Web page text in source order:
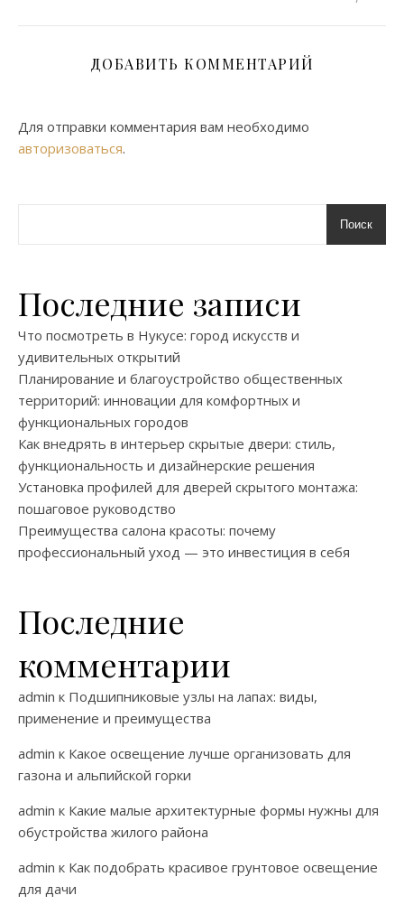
ДОБАВИТЬ КОММЕНТАРИЙ
Для отправки комментария вам необходимо
авторизоваться.
Поиск
Последние записи
Что посмотреть в Нукусе: город искусств и
удивительных открытий
Планирование и благоустройство общественных
территорий: инновации для комфортных и
функциональных городов
Как внедрять в интерьер скрытые двери: стиль,
функциональность и дизайнерские решения
Установка профилей для дверей скрытого монтажа:
пошаговое руководство
Преимущества салона красоты: почему
профессиональный уход — это инвестиция в себя
Последние
комментарии
admin к Подшипниковые узлы на лапах: виды,
применение и преимущества
admin к Какое освещение лучше организовать для
газона и альпийской горки
admin к Какие малые архитектурные формы нужны для
обустройства жилого района
admin к Как подобрать красивое грунтовое освещение
для дачи